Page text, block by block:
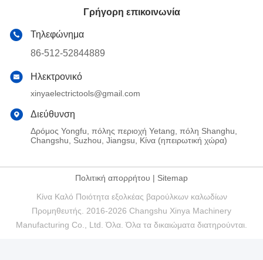
Γρήγορη επικοινωνία
Τηλεφώνημα
86-512-52844889
Ηλεκτρονικό
xinyaelectrictools@gmail.com
Διεύθυνση
Δρόμος Yongfu, πόλης περιοχή Yetang, πόλη Shanghu,
Changshu, Suzhou, Jiangsu, Κίνα (ηπειρωτική χώρα)
Πολιτική απορρήτου | Sitemap
Κίνα Καλό Ποιότητα εξολκέας βαρούλκων καλωδίων
Προμηθευτής. 2016-2026 Changshu Xinya Machinery
Manufacturing Co., Ltd. Όλα. Όλα τα δικαιώματα διατηρούνται.